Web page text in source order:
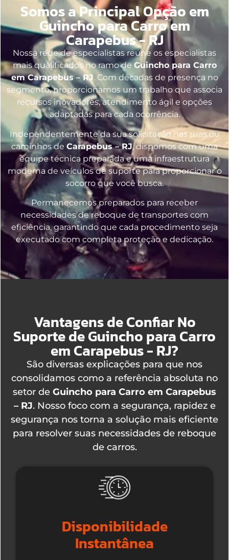
Somos a Principal Opção em
Guincho para Carro em
Carapebus - RJ
Nossa rede de especialistas reúne os especialistas
mais qualificados no ramo deGuincho para Carro
em Carapebus – RJ. Com décadas de presença no
segmento, proporcionamos um trabalho que associa
recursos inovadores, atendimento ágil e opções
adaptadas para cada ocorrência.
Independentemente da sua solicitação nas ruas ou
caminhos de Carapebus – RJ, dispomos com uma
equipe técnica preparada e uma infraestrutura
moderna de veículos de suporte para proporcionar o
socorro que você busca.
Permanecemos preparados para receber
necessidades de reboque de transportes com
eficiência, garantindo que cada procedimento seja
executado com completa proteção e dedicação.
Vantagens de Confiar No
Suporte de Guincho para Carro
em Carapebus - RJ?
São diversas explicações para que nos
consolidamos como a referência absoluta no
setor de Guincho para Carro em Carapebus
– RJ. Nosso foco com a segurança, rapidez e
segurança nos torna a solução mais eficiente
para resolver suas necessidades de reboque
de carros.
Disponibilidade
Instantânea